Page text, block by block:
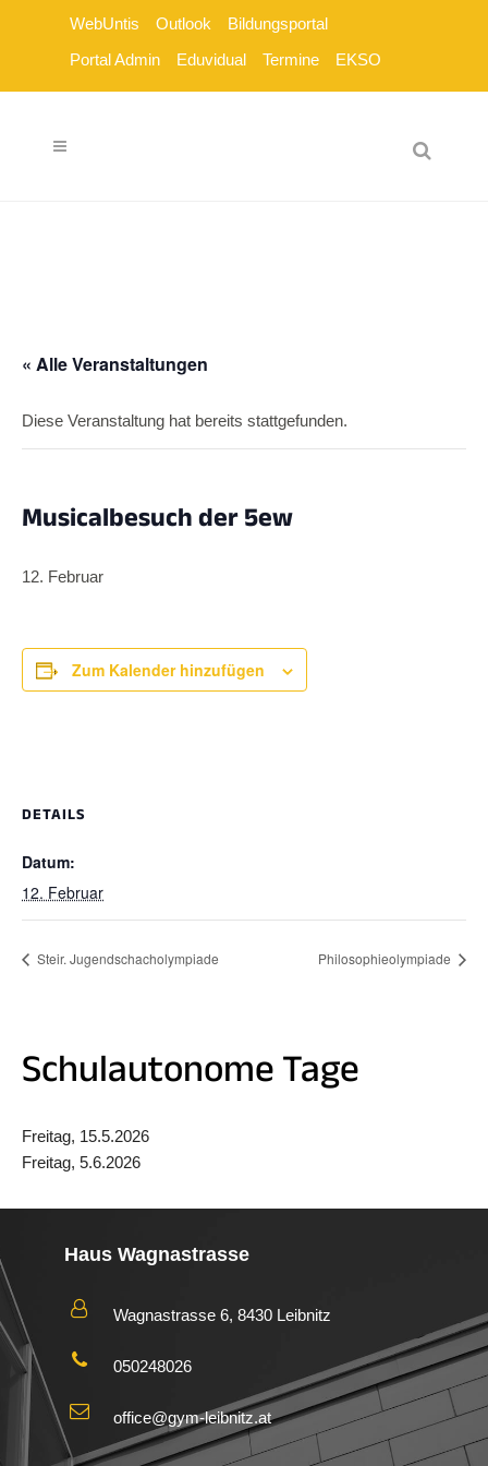
WebUntis Outlook
Bildungsportal
Portal Admin
Eduvidual Termine EKSO
« Alle Veranstaltungen
Diese Veranstaltung hat bereits stattgefunden.
Musicalbesuch der 5ew
12. Februar
Zum Kalender hinzufügen
DETAILS
Datum:
12. Februar
Steir. Jugendschacholympiade Philosophieolympiade
Schulautonome Tage
Freitag, 15.5.2026
Freitag, 5.6.2026
Haus Wagnastrasse
Wagnastrasse 6, 8430 Leibnitz
050248026
office@gym-leibnitz.at